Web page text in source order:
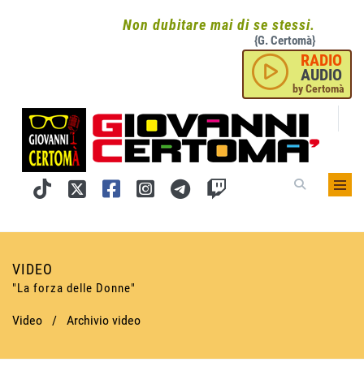
Non dubitare mai di se stessi.
{G. Certomà}
RADIO
AUDIO
by Certomà
VIDEO
"La forza delle Donne"
Video / Archivio video